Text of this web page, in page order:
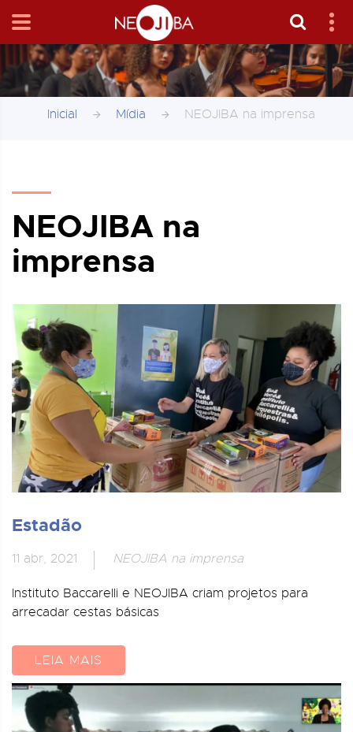
Inicial Mídia NEOJIBA na imprensa
NEOJIBA na
imprensa
Estadão
11 abr, 2021 NEOJIBA na imprensa
Instituto Baccarelli e NEOJIBA criam projetos para
arrecadar cestas básicas
LEIA MAIS